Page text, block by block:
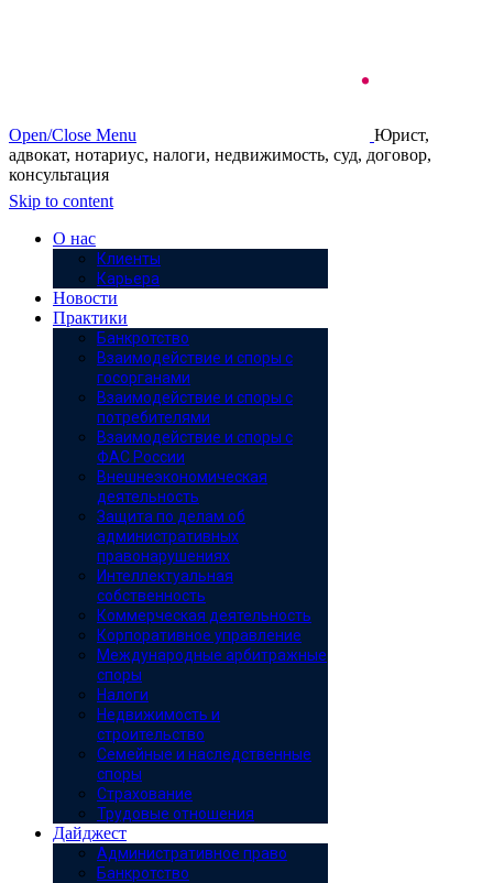
Open/Close Menu
Юрист,
адвокат, нотариус, налоги, недвижимость, суд, договор,
консультация
Skip to content
О нас
Клиенты
Карьера
Новости
Практики
Банкротство
Взаимодействие и споры с
госорганами
Взаимодействие и споры с
потребителями
Взаимодействие и споры с
ФАС России
Внешнеэкономическая
деятельность
Защита по делам об
административных
правонарушениях
Интеллектуальная
собственность
Коммерческая деятельность
Корпоративное управление
Международные арбитражные
споры
Налоги
Недвижимость и
строительство
Семейные и наследственные
споры
Страхование
Трудовые отношения
Дайджест
Административное право
Банкротство